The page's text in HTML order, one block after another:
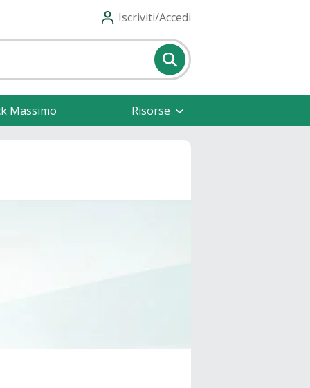
Iscriviti/Accedi
Massimo Risorse